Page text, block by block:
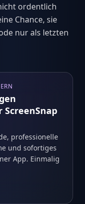
ordentlich
Chance, sie
nur als letzten
ScreenSnap
professionelle
und sofortiges
App. Einmalig